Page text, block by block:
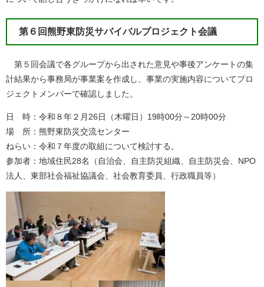
第６回熊野東防災サバイバルプロジェクト会議
第５回会議で各グループから出された意見や事後アンケートの集
計結果から事務局が事業案を作成し、事業の実施内容についてプロ
ジェクトメンバーで確認しました。
日 時：令和８年２月26日（木曜日）19時00分～20時00分
場 所：熊野東防災交流センター
ねらい：令和７年度の取組について検討する。
参加者：地域住民28名（自治会、自主防災組織、自主防災会、NPO
法人、東部社会福祉協議会、社会教育委員、行政職員等）